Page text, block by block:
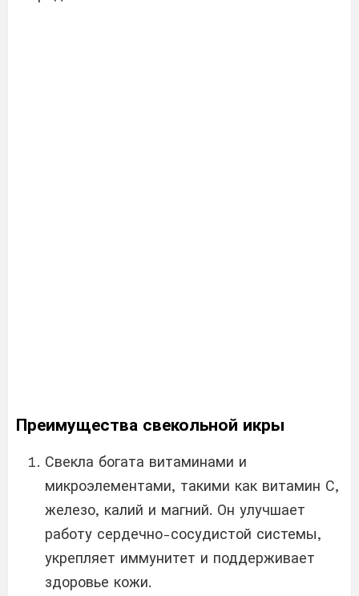
Преимущества свекольной икры
Свекла богата витаминами и
микроэлементами, такими как витамин С,
железо, калий и магний. Он улучшает
работу сердечно-сосудистой системы,
укрепляет иммунитет и поддерживает
здоровье кожи.